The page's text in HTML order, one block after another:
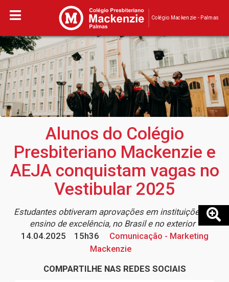
Colégio Mackenzie - Palmas
Alunos do Colégio
Presbiteriano Mackenzie e
AEJA conquistam vagas no
Vestibular 2025
Estudantes obtiveram aprovações em instituições de
ensino de excelência, no Brasil e no exterior
14.04.2025
15h36
Comunicação - Marketing
Mackenzie
COMPARTILHE NAS REDES SOCIAIS